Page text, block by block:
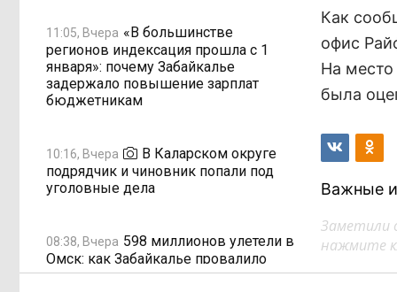
11:05, Вчера «В большинстве
регионов индексация прошла с 1
января»: почему Забайкалье
задержало повышение зарплат
бюджетникам
10:16, Вчера
В Каларском округе
подрядчик и чиновник попали под
уголовные дела
08:38, Вчера 598 миллионов улетели в
Омск: как Забайкалье провалило
«Чистый воздух»
Как
офис
На место
была
Важные
Заметили
нажмите